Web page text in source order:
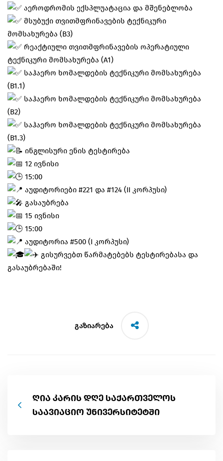
აეროდრომის ექსპლუატაცია და მშენებლობა
მსუბუქი თვითმფრინავების ტექნიკური
მომსახურება (B3)
რეაქტიული თვითმფრინავების ოპერატიული
ტექნიკური მომსახურება (A1)
საჰაერო ხომალდების ტექნიკური მომსახურება
(B1.1)
საჰაერო ხომალდების ტექნიკური მომსახურება
(B2)
საჰაერო ხომალდების ტექნიკური მომსახურება
(B1.3)
ინგლისური ენის ტესტირება
12 ივნისი
15:00
აუდიტორიები #221 და #124 (II კორპუსი)
გასაუბრება
15 ივნისი
15:00
აუდიტორია #500 (I კორპუსი)
გისურვებთ წარმატებებს ტესტირებასა და
გასაუბრებაში!
გაზიარება
ღია კარის დღე საქართველოს
საავიაციო უნივერსიტეტში